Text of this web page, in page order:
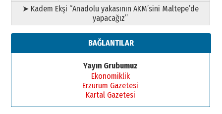
➤ Kadem Ekşi “Anadolu yakasının AKM’sini Maltepe’de
yapacağız”
BAĞLANTILAR
Yayın Grubumuz
Ekonomiklik
Erzurum Gazetesi
Kartal Gazetesi